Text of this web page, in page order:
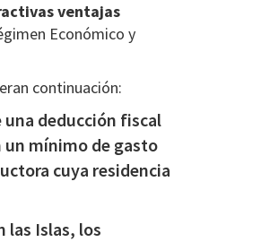
ventajas
Económico y
continuación:
una deducción fiscal
un mínimo de gasto
cuya residencia
las Islas, los